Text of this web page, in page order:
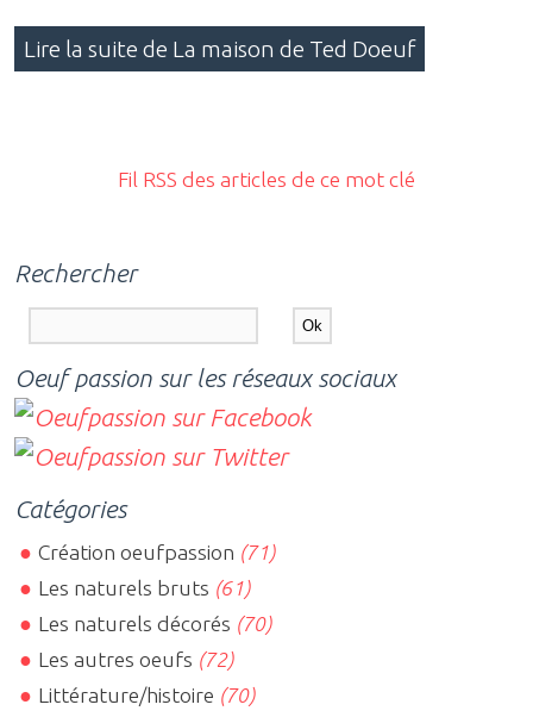
Lire la suite de La maison de Ted Doeuf
Fil RSS des articles de ce mot clé
Rechercher
Oeuf passion sur les réseaux sociaux
Catégories
Création oeufpassion (71)
Les naturels bruts (61)
Les naturels décorés (70)
Les autres oeufs (72)
Littérature/histoire (70)